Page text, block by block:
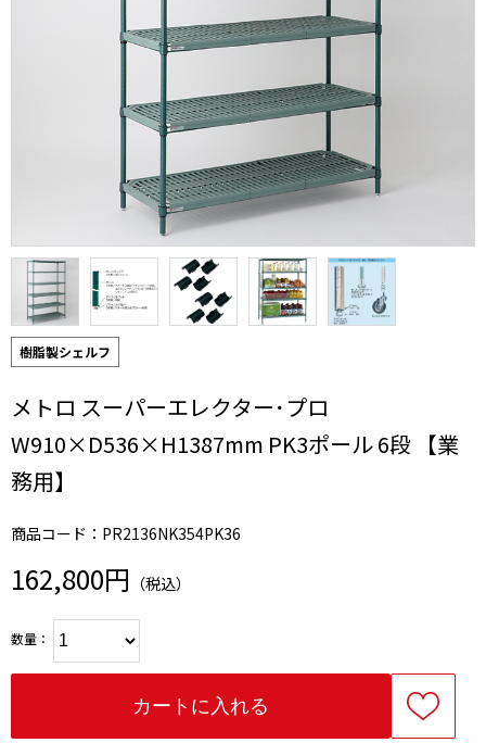
樹脂製シェルフ
メトロ スーパーエレクター･プロ
W910×D536×H1387mm PK3ポール 6段 【業
務用】
商品コード：PR2136NK354PK36
162,800円 （税込）
数量：